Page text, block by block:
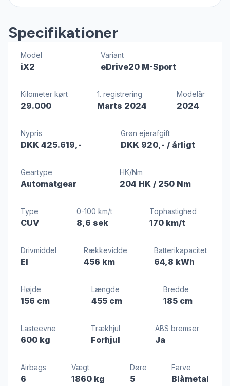
Specifikationer
Model
iX2
Variant
eDrive20 M-Sport
Kilometer kørt
29.000
1. registrering
Marts 2024
Modelår
2024
Nypris
DKK 425.619,-
Grøn ejerafgift
DKK 920,- / årligt
Geartype
Automatgear
HK/Nm
204 HK / 250 Nm
Type
CUV
0-100 km/t
8,6 sek
Tophastighed
170 km/t
Drivmiddel
El
Rækkevidde
456 km
Batterikapacitet
64,8 kWh
Højde
156 cm
Længde
455 cm
Bredde
185 cm
Lasteevne
600 kg
Trækhjul
Forhjul
ABS bremser
Ja
Airbags
6
Vægt
1860 kg
Døre
5
Farve
Blåmetal